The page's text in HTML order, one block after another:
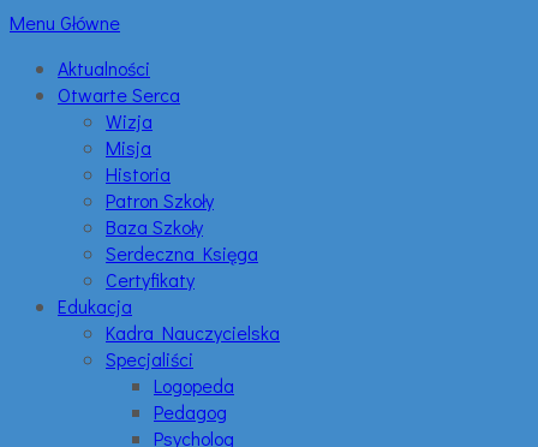
Menu Główne
Aktualności
Otwarte Serca
Wizja
Misja
Historia
Patron Szkoły
Baza Szkoły
Serdeczna Księga
Certyfikaty
Edukacja
Kadra Nauczycielska
Specjaliści
Logopeda
Pedagog
Psycholog